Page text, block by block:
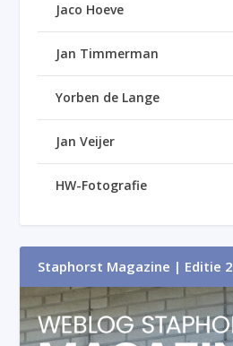
Jaco Hoeve
Jan Timmerman
Yorben de Lange
Jan Veijer
HW-Fotografie
Staphorst Magazine | Editie 2